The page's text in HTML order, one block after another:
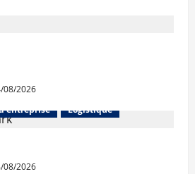
08/2026
Logistique
08/2026